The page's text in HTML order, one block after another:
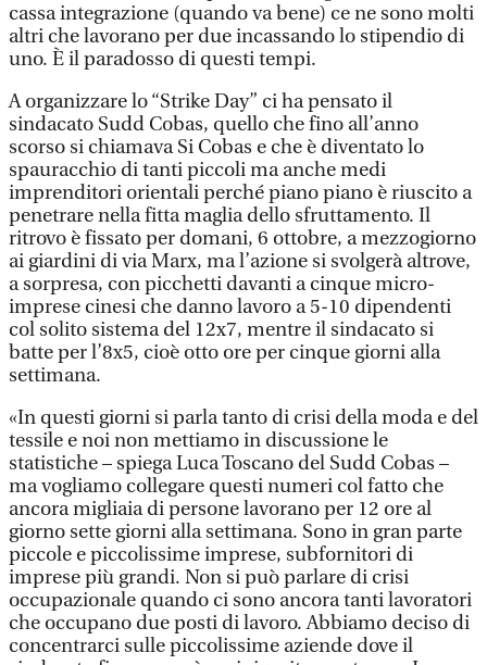
cassa integrazione (quando va bene) ce ne sono molti
altri che lavorano per due incassando lo stipendio di
uno. È il paradosso di questi tempi.
A organizzare lo “Strike Day” ci ha pensato il
sindacato Sudd Cobas, quello che fino all’anno
scorso si chiamava Si Cobas e che è diventato lo
spauracchio di tanti piccoli ma anche medi
imprenditori orientali perché piano piano è riuscito a
penetrare nella fitta maglia dello sfruttamento. Il
ritrovo è fissato per domani, 6 ottobre, a mezzogiorno
ai giardini di via Marx, ma l’azione si svolgerà altrove,
a sorpresa, con picchetti davanti a cinque micro-
imprese cinesi che danno lavoro a 5-10 dipendenti
col solito sistema del 12x7, mentre il sindacato si
batte per l’8x5, cioè otto ore per cinque giorni alla
settimana.
«In questi giorni si parla tanto di crisi della moda e del
tessile e noi non mettiamo in discussione le
statistiche – spiega Luca Toscano del Sudd Cobas –
ma vogliamo collegare questi numeri col fatto che
ancora migliaia di persone lavorano per 12 ore al
giorno sette giorni alla settimana. Sono in gran parte
piccole e piccolissime imprese, subfornitori di
imprese più grandi. Non si può parlare di crisi
occupazionale quando ci sono ancora tanti lavoratori
che occupano due posti di lavoro. Abbiamo deciso di
concentrarci sulle piccolissime aziende dove il